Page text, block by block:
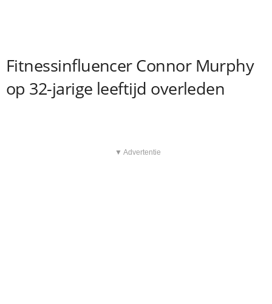
Fitnessinfluencer Connor Murphy
op 32-jarige leeftijd overleden
▼ Advertentie